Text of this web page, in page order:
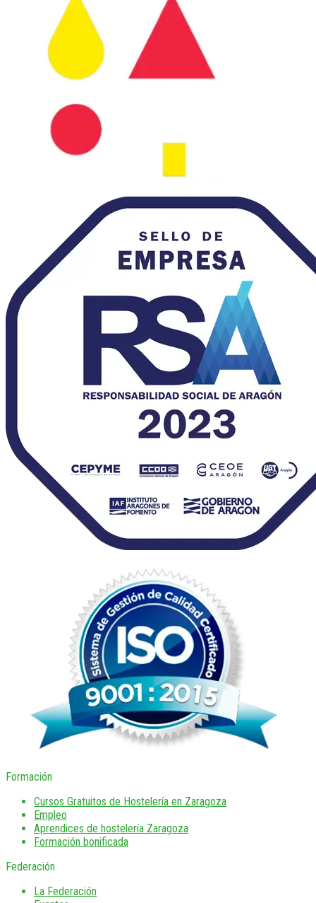
Formación
Cursos Gratuitos de Hostelería en Zaragoza
Empleo
Aprendices de hostelería Zaragoza
Formación bonificada
Federación
La Federación